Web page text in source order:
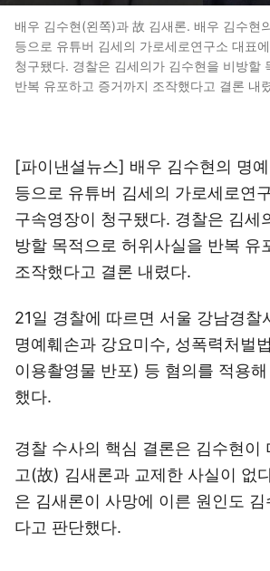
배우 김수현(왼쪽)과 故 김새론. 배우 김수현
등으로 유튜버 김세의 가로세로연구소 대표
청구됐다. 경찰은 김세의가 김수현을 비방할
반복 유포하고 증거까지 조작했다고 결론 내
[파이낸셜뉴스] 배우 김수현의 명
등으로 유튜버 김세의 가로세로연
구속영장이 청구됐다. 경찰은 김세
방할 목적으로 허위사실을 반복 유
조작했다고 결론 내렸다.
21일 경찰에 따르면 서울 강남경찰
명예훼손과 강요미수, 성폭력처벌
이용촬영물 반포) 등 혐의를 적용
했다.
경찰 수사의 핵심 결론은 김수현이
고(故) 김새론과 교제한 사실이 없
은 김새론이 사망에 이른 원인도
다고 판단했다.